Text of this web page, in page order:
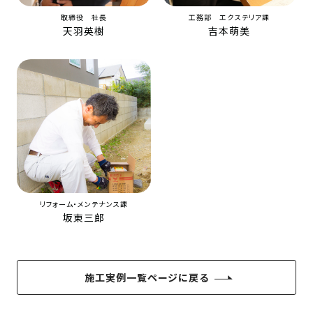
取締役 社長
天羽英樹
工務部 エクステリア課
吉本萌美
リフォーム・メンテナンス課
坂東三郎
施工実例一覧ページに戻る